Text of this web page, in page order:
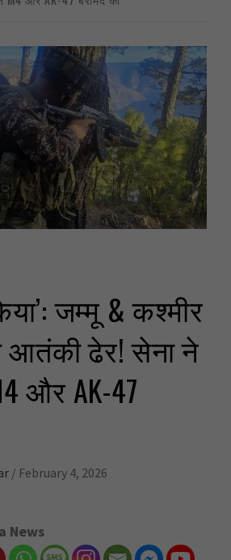
जम्मू & कश्मीर
ढेर! सेना ने
और AK-47
/ February 4, 2026
News